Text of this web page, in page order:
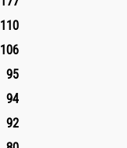
110
106
95
94
92